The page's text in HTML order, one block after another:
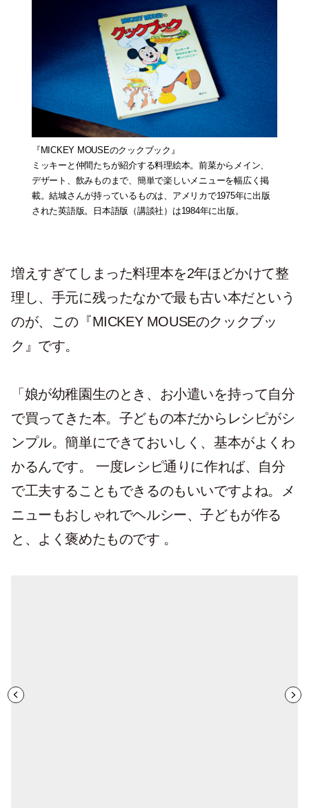
『MICKEY MOUSEのクックブック』
ミッキーと仲間たちが紹介する料理絵本。前菜からメイン、
デザート、飲みものまで、簡単で楽しいメニューを幅広く掲
載。結城さんが持っているものは、アメリカで1975年に出版
された英語版。日本語版（講談社）は1984年に出版。
増えすぎてしまった料理本を2年ほどかけて整
理し、手元に残ったなかで最も古い本だという
のが、この『MICKEY MOUSEのクックブッ
ク』です。
「娘が幼稚園生のとき、お小遣いを持って自分
で買ってきた本。子どもの本だからレシピがシ
ンプル。簡単にできておいしく、基本がよくわ
かるんです。 一度レシピ通りに作れば、自分
で工夫することもできるのもいいですよね。メ
ニューもおしゃれでヘルシー、子どもが作る
と、よく褒めたものです 。